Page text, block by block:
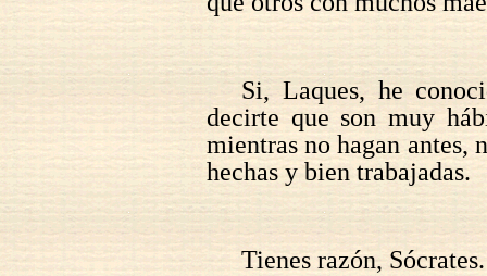
Si, Laques, he
decirte que son muy
mientras no hagan antes,
hechas y bien trabajadas.
Tienes razón, Sócrates.